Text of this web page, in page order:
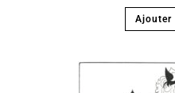
Ajouter